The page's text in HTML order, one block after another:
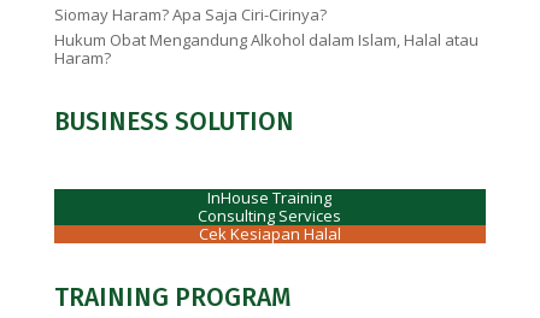
Siomay Haram? Apa Saja Ciri-Cirinya?
Hukum Obat Mengandung Alkohol dalam Islam, Halal atau
Haram?
BUSINESS SOLUTION
InHouse Training
Consulting Services
Cek Kesiapan Halal
TRAINING PROGRAM